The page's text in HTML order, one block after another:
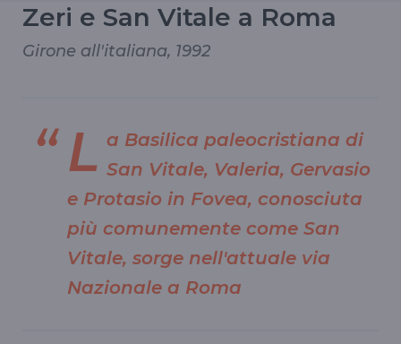
Zeri e San Vitale a Roma
Girone all'italiana, 1992
L a Basilica paleocristiana di
San Vitale, Valeria, Gervasio
e Protasio in Fovea, conosciuta
più comunemente come San
Vitale, sorge nell'attuale via
Nazionale a Roma